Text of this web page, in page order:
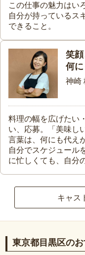
この仕事の魅力はい
自分が持っているス
できること。
笑
何
神崎
料理の幅を広げたい
い、応募。「美味し
言葉は、何にも代え
自分でスケジュール
に忙しくても、自分
キャス
東京都目黒区の